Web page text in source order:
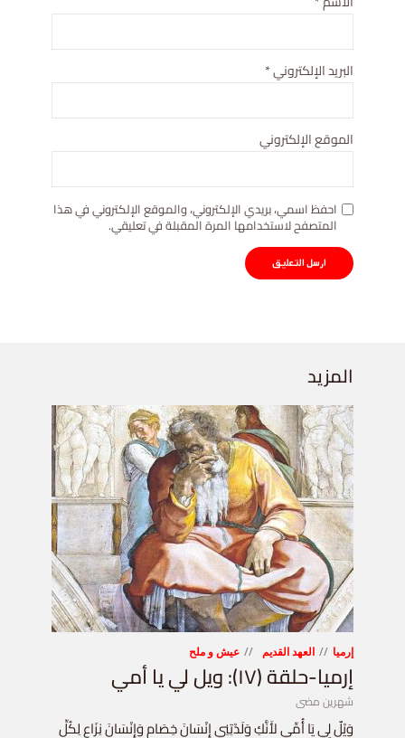
البريد الإلكتروني*
الموقع الإلكتروني
احفظ اسمي، بريدي الإلكتروني، والموقع الإلكتروني في هذا
المتصفح لاستخدامها المرة المقبلة في تعليقي.
المزيد
إرميا العهد القديم عيش و ملح
إرميا-حلقة (١٧): ويل لي يا أمي
شهرين مضى
وَيْلٌ لِي يَا أُمِّي لأَنَّكِ وَلَدْتِنِي إِنْسَانَ خِصَامٍ وَإِنْسَانَ نِزَاعٍ لِكُلِّ